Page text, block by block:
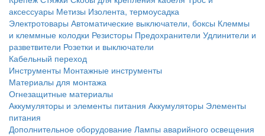
аксессуары Метизы Изолента, термоусадка
Электротовары Автоматические выключатели, боксы Клеммы
и клеммные колодки Резисторы Предохранители Удлинители и
разветвители Розетки и выключатели
Кабельный переход
Инструменты Монтажные инструменты
Материалы для монтажа
Огнезащитные материалы
Аккумуляторы и элементы питания Аккумуляторы Элементы
питания
Дополнительное оборудование Лампы аварийного освещения